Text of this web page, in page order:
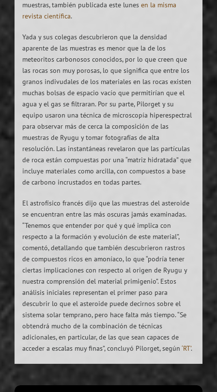
muestras, también publicada este lunes en la misma
revista científica.
Yada y sus colegas descubrieron que la densidad
aparente de las muestras es menor que la de los
meteoritos carbonosos conocidos, por lo que creen que
las rocas son muy porosas, lo que significa que entre los
granos indivudales de los materiales en las rocas existen
muchas bolsas de espacio vacío que permitirían que el
agua y el gas se filtraran. Por su parte, Pilorget y su
equipo usaron una técnica de microscopía hiperespectral
para observar más de cerca la composición de las
muestras de Ryugu y tomar fotografías de alta
resolución. Las instantáneas revelaron que las partículas
de roca están compuestas por una “matriz hidratada” que
incluye materiales como arcilla, con compuestos a base
de carbono incrustados en todas partes.
El astrofísico francés dijo que las muestras del asteroide
se encuentran entre las más oscuras jamás examinadas.
“Tenemos que entender por qué y qué implica con
respecto a la formación y evolución de este material”,
comentó, detallando que también descubrieron rastros
de compuestos ricos en amoníaco, lo que “podría tener
ciertas implicaciones con respecto al origen de Ryugu y
nuestra comprensión del material primigenio”. Estos
análisis iniciales representan el primer paso para
descubrir lo que el asteroide puede decirnos sobre el
sistema solar temprano, pero hace falta más tiempo. “Se
obtendrá mucho de la combinación de técnicas
adicionales, en particular, de las que sean capaces de
acceder a escalas muy finas”, concluyó Pilorget, según ‘RT’.